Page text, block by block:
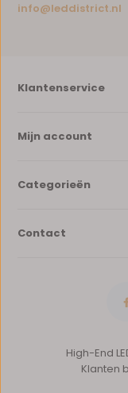
info@leddistrict.nl
Klantenservice
Mijn account
Categorieën
Contact
High-End
Klanten